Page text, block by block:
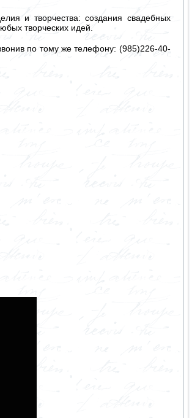
и творчества: создания свадебных
творческих идей.
по тому же телефону: (985)226-40-